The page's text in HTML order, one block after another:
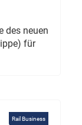
des neuen
für
Rail Business